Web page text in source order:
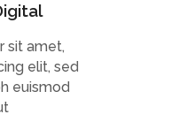
sit amet,
elit, sed
euismod